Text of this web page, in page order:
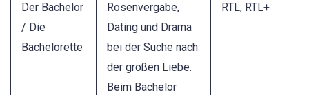
Der Bachelor
/ Die
Bachelorette
Rosenvergabe,
Dating und Drama
bei der Suche nach
der großen Liebe.
Beim Bachelor
RTL, RTL+